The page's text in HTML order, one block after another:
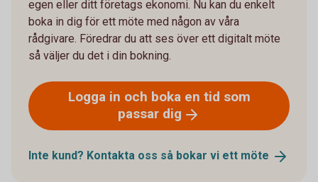
egen eller ditt företags ekonomi. Nu kan du enkelt
boka in dig för ett möte med någon av våra
rådgivare. Föredrar du att ses över ett digitalt möte
så väljer du det i din bokning.
Logga in och boka en tid som
passar dig
Inte kund? Kontakta oss så bokar vi ett möte